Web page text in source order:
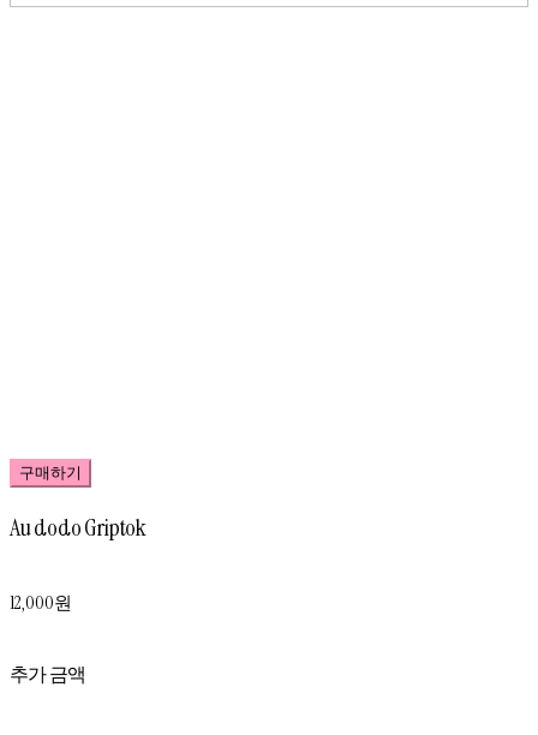
구매하기
Au dodo Griptok
12,000원
추가 금액